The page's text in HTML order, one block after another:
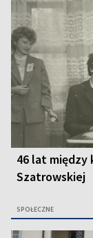
46 lat między
Szatrowskiej
SPOŁECZNE